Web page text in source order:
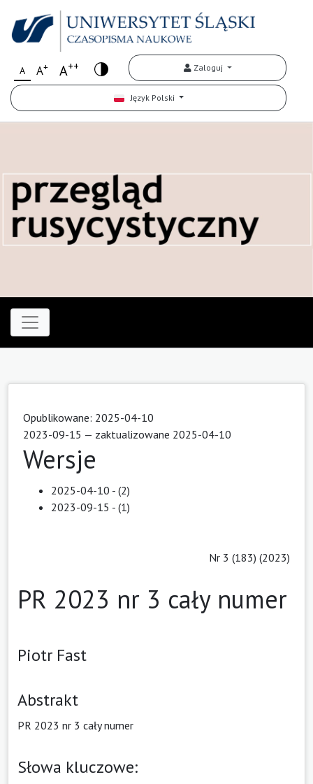
A A+ A++ Zaloguj
Język Polski
Opublikowane: 2025-04-10
2023-09-15 — zaktualizowane 2025-04-10
Wersje
2025-04-10 - (2)
2023-09-15 - (1)
Nr 3 (183) (2023)
PR 2023 nr 3 cały numer
Piotr Fast
Abstrakt
PR 2023 nr 3 cały numer
Słowa kluczowe: